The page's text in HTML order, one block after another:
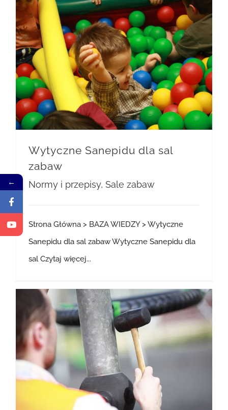
Wytyczne Sanepidu dla sal
zabaw
Normy i przepisy, Sale zabaw
Strona Główna > BAZA WIEDZY > Wytyczne
Sanepidu dla sal zabaw Wytyczne Sanepidu dla
salCzytaj więcej...
←